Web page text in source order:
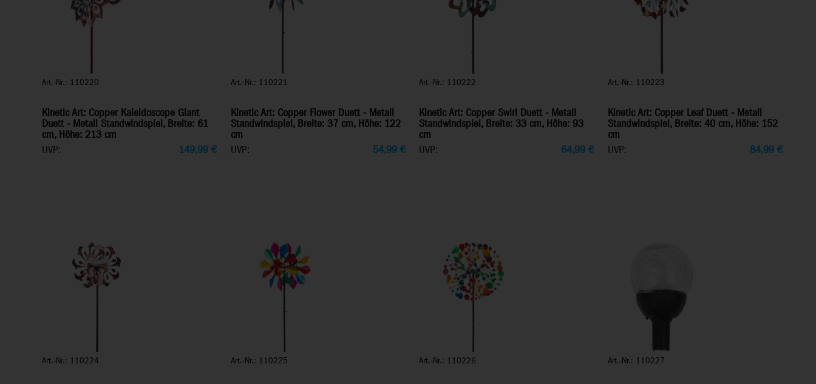
Art.-Nr.: 110220
Kinetic Art: Copper Kaleidoscope Giant
Duett - Metall Standwindspiel, Breite: 61
cm, Höhe: 213 cm
UVP:
149,99 €
Art.-Nr.: 110221
Kinetic Art: Copper Flower Duett - Metall
Standwindspiel, Breite: 37 cm, Höhe: 122
cm
UVP:
54,99€
Art.-Nr.: 110222
Kinetic Art: Copper Swirl Duett - Metall
Standwindspiel, Breite: 33 cm, Höhe: 93
cm
UVP:
64,99 €
Art.-Nr.: 110223
Kinetic Art: Copper Leaf Duett - Metall
Standwindspiel, Breite: 40 cm, Höhe: 152
cm
UVP:
84,99€
Art.-Nr.: 110224 Art.-Nr.: 110225 Art.-Nr.: 110226 Art.-Nr.: 110227